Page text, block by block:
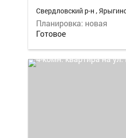
Свердловский р-н ,
Планировка: новая
Готовое